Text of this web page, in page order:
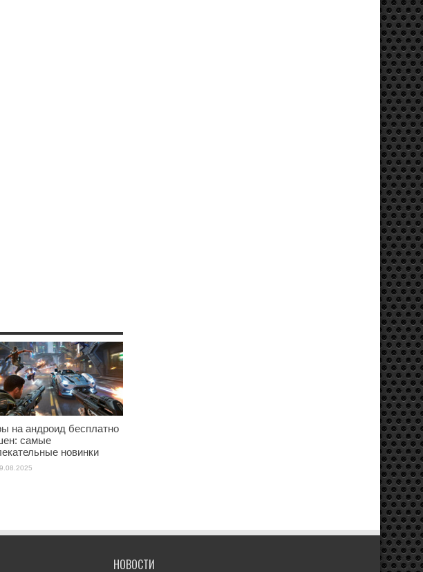
на андроид бесплатно
самые
новинки
НОВОСТИ